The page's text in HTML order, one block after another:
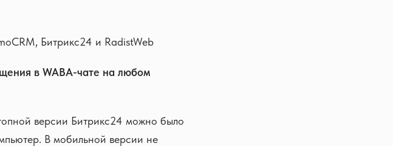
Битрикс24 и RadistWeb
в WABA-чате на любом
версии Битрикс24 можно было
В мобильной версии не